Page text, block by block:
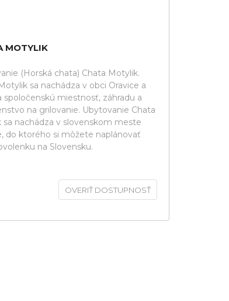
MOTYLIK
(Horská chata) Chata Motylik.
sa nachádza v obci Oravice a
spoločenskú miestnosť, záhradu a
na grilovanie. Ubytovanie Chata
sa nachádza v slovenskom meste
do ktorého si môžete naplánovať
na Slovensku.
OVERIŤ DOSTUPNOSŤ